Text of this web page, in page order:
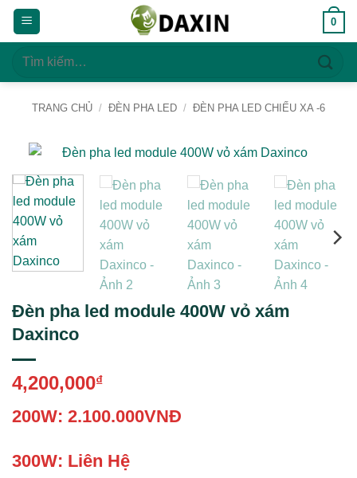
Bỏ
qua
dung
0
Tìm
TRANG CHỦ / ĐÈN PHA LED / ĐÈN PHA LED CHIẾU XA -6
Đèn pha led module 400W vỏ xám
Daxinco
4,200,000₫
200W: 2.100.000VNĐ
300W: Liên Hệ